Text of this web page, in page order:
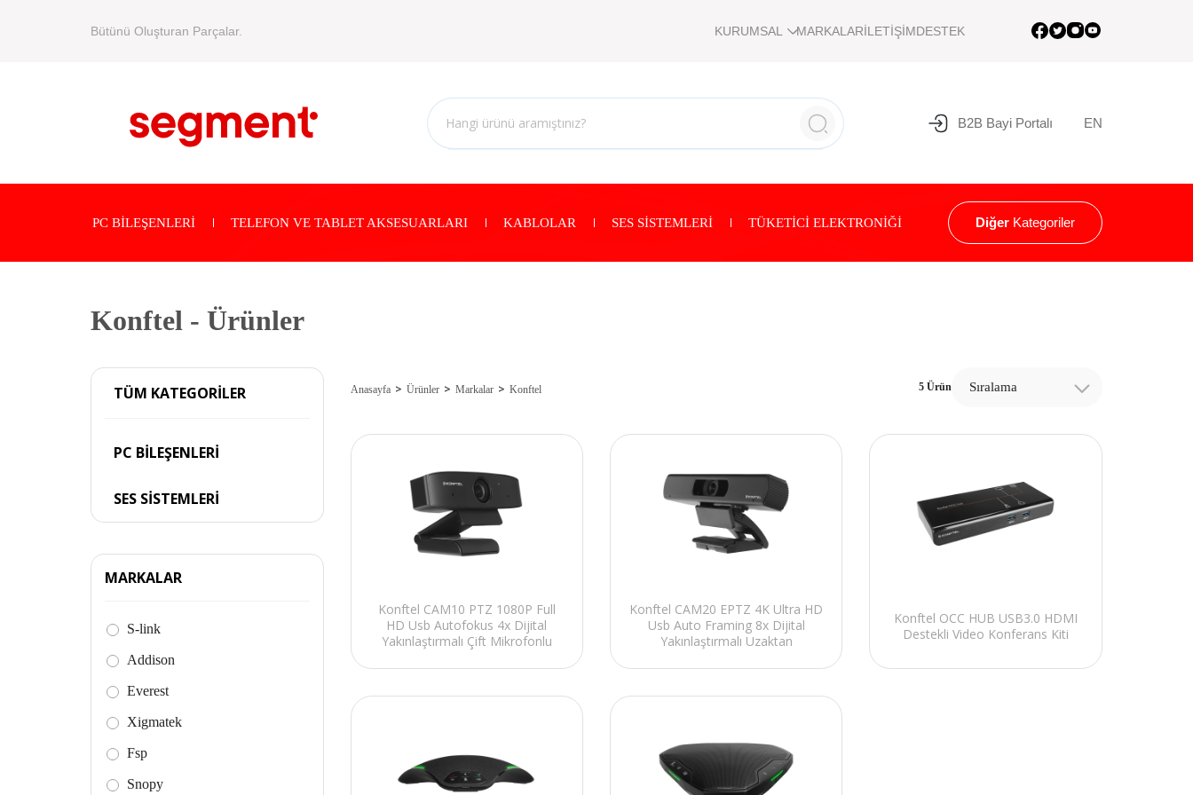
Bütünü Oluşturan Parçalar. KURUMSAL MARKALARİLETİŞİMDESTEK
B2B Bayi Portalı EN
PC BİLEŞENLERİ TELEFON VE TABLET AKSESUARLARI KABLOLAR SES SİSTEMLERİ TÜKETİCİ ELEKTRONİĞİ Diğer Kategoriler
Konftel - Ürünler
TÜM KATEGORİLER
PC BİLEŞENLERİ
SES SİSTEMLERİ
MARKALAR
S-link
Addison
Everest
Xigmatek
Fsp
Snopy
Anasayfa Ürünler Markalar Konftel 5 Ürün Sıralama
Konftel CAM10 PTZ 1080P Full
HD Usb Autofokus 4x Dijital
Yakınlaştırmalı Çift Mikrofonlu
Konftel CAM20 EPTZ 4K Ultra HD
Usb Auto Framing 8x Dijital
Yakınlaştırmalı Uzaktan
Konftel OCC HUB USB3.0 HDMI
Destekli Video Konferans Kiti